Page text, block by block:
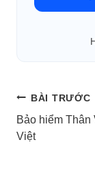
Điều
hướng
BÀI TRƯỚC
Bảo hiểm Thân
Việt